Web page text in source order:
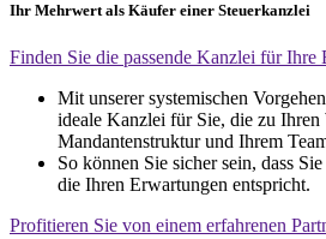
Ihr Mehr­wert als Käu­fer einer Steu­er­kanz­lei
Fin­den Sie die pas­sen­de Kanz­lei für Ihre
Mit unse­rer sys­te­mi­schen
idea­le Kanz­lei für Sie, die zu
Man­dan­ten­struk­tur und Ihrem
So kön­nen Sie sicher sein, dass
die Ihren Erwar­tun­gen ent­spricht.
Pro­fi­tie­ren Sie von einem erfah­re­nen